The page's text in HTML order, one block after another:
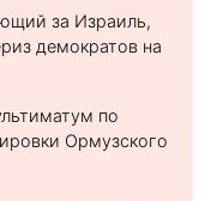
за Израиль,
демократов на
по
Ормузского